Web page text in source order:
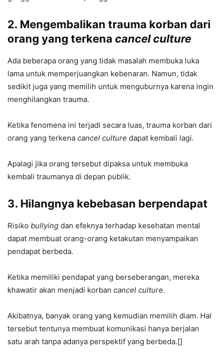
2. Mengembalikan trauma korban dari
orang yang terkena cancel culture
Ada beberapa orang yang tidak masalah membuka luka
lama untuk memperjuangkan kebenaran. Namun, tidak
sedikit juga yang memilih untuk menguburnya karena ingin
menghilangkan trauma.
Ketika fenomena ini terjadi secara luas, trauma korban dari
orang yang terkena cancel culture dapat kembali lagi.
Apalagi jika orang tersebut dipaksa untuk membuka
kembali traumanya di depan publik.
3. Hilangnya kebebasan berpendapat
Risiko bullying dan efeknya terhadap kesehatan mental
dapat membuat orang-orang ketakutan menyampaikan
pendapat berbeda.
Ketika memiliki pendapat yang berseberangan, mereka
khawatir akan menjadi korban cancel culture.
Akibatnya, banyak orang yang kemudian memilih diam. Hal
tersebut tentunya membuat komunikasi hanya berjalan
satu arah tanpa adanya perspektif yang berbeda.[]